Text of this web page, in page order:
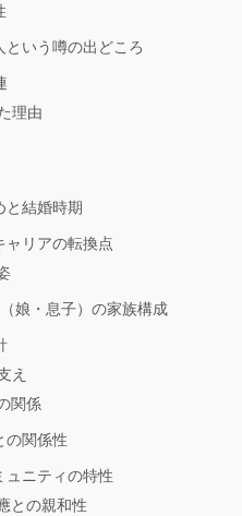
という噂の出どころ
理由
と結婚時期
ャリアの転換点
娘・息子）の家族構成
え
関係
の関係性
ュニティの特性
との親和性